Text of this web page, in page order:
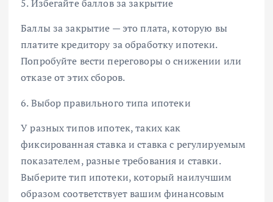
5. Избегайте баллов за закрытие
Баллы за закрытие — это плата, которую вы
платите кредитору за обработку ипотеки.
Попробуйте вести переговоры о снижении или
отказе от этих сборов.
6. Выбор правильного типа ипотеки
У разных типов ипотек, таких как
фиксированная ставка и ставка с регулируемым
показателем, разные требования и ставки.
Выберите тип ипотеки, который наилучшим
образом соответствует вашим финансовым